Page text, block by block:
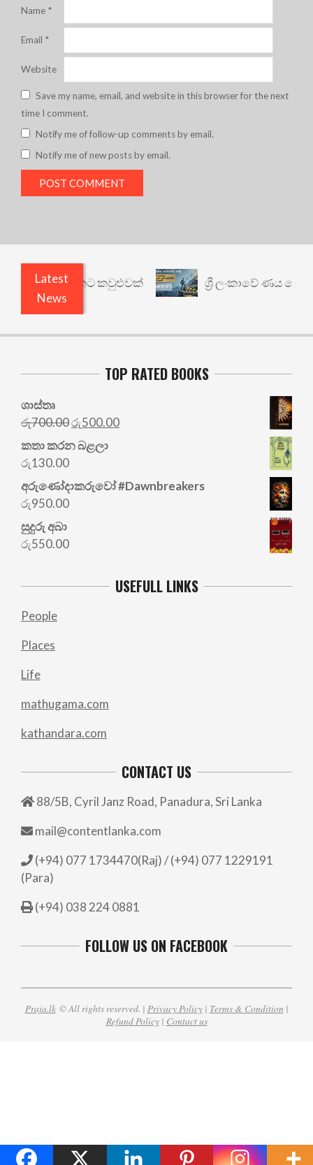
Name *
Email *
Website
Save my name, email, and website in this browser for the next
time I comment.
Notify me of follow-up comments by email.
Notify me of new posts by email.
Latest
News
යථාර්ථයකට කවුළුවක් ශ්‍රී ලංකාවේ ණය
TOP RATED BOOKS
ශාස්තෘ
රු700.00Original
price
was:
රු500.00Current
කතා කරන බළලා
රු130.00
අරු‍ණෝදාකරුවෝ #Dawnbreakers
රු950.00
සුදුරු අබා
රු550.00
USEFULL LINKS
People
Places
Life
mathugama.com
kathandara.com
CONTACT US
88/5B, Cyril Janz Road, Panadura, Sri Lanka
mail@contentlanka.com
(+94) 077 1734470(Raj) / (+94) 077 1229191
(Para)
(+94) 038 224 0881
FOLLOW US ON FACEBOOK
Praja.lk© All rights reserved. | Privacy Policy| Terms & Condition |
Refund Policy| Contact us